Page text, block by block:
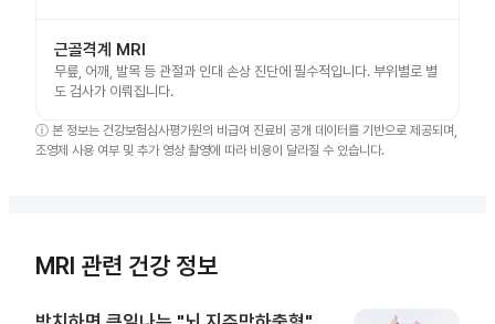
근골격계 MRI
무릎, 어깨, 발목 등 관절과 인대 손상 진단에 필수적입니다. 부위별로 별
도 검사가 이뤄집니다.
ⓘ 본 정보는 건강보험심사평가원의 비급여 진료비 공개 데이터를 기반으로 제공되며,
조영제 사용 여부 및 추가 영상 촬영에 따라 비용이 달라질 수 있습니다.
MRI 관련 건강 정보